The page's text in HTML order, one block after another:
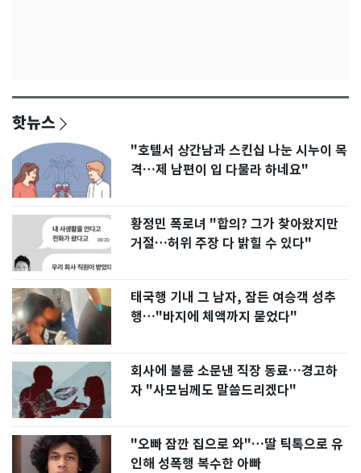
핫뉴스
"호텔서 상간남과 스킨십 나눈 시누이 목
격…제 남편이 입 다물라 하네요"
황정민 폭로녀 "합의? 그가 찾아왔지만
거절…허위 주장 다 밝힐 수 있다"
태국행 기내 그 남자, 잠든 여승객 성추
행…"바지에 체액까지 묻었다"
회사에 불륜 소문낸 직장 동료…경고하
자 "사모님께도 말씀드리겠다"
"오빠 잠깐 집으로 와"…딸 틱톡으로 유
인해 성폭행 복수한 아빠